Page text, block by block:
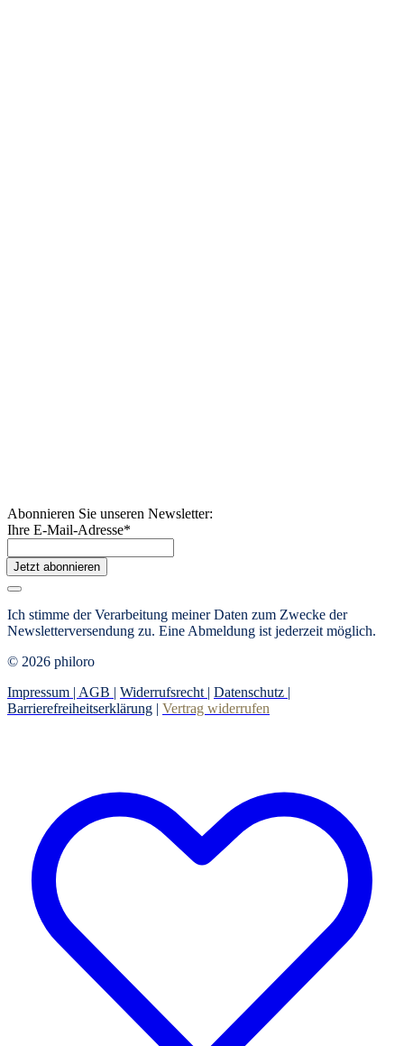
Abonnieren Sie unseren Newsletter:
Ihre E-Mail-Adresse*
Jetzt abonnieren
Ich stimme der Verarbeitung meiner Daten zum Zwecke der
Newsletterversendung zu. Eine Abmeldung ist jederzeit möglich.
© 2026 philoro
Impressum | AGB | Widerrufsrecht | Datenschutz |
Barrierefreiheitserklärung | Vertrag widerrufen